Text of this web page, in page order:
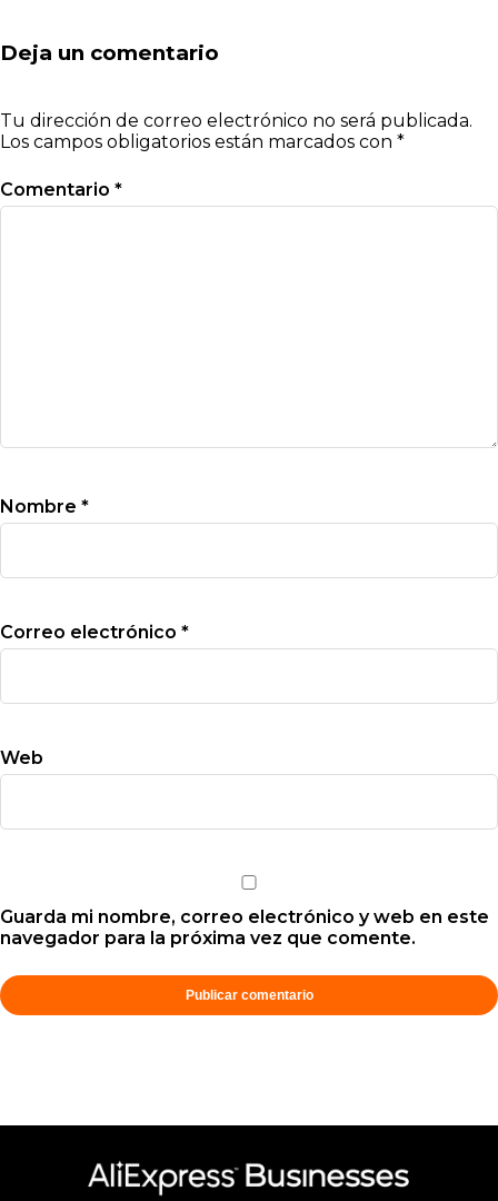
Deja un comentario
Tu dirección de correo electrónico no será publicada.
Los campos obligatorios están marcados con *
Comentario *
Nombre *
Correo electrónico *
Web
Guarda mi nombre, correo electrónico y web en este
navegador para la próxima vez que comente.